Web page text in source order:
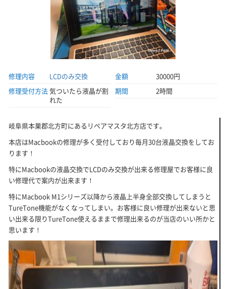
修理内容 LCDのみ交換 金額
30000円
修理受付方法気ついたら液晶が割
れた
期間 2時間
岐阜県本巣郡北方町にあるリペアマスタ北方店です。
本店はMacbookの修理が多く受付しており毎月30台液晶交換をしてお
ります！
特にMacbookの液晶交換でLCDのみ交換が出来る修理屋でお客様に良
い修理代で案内が出来ます！
特にMacbook M1シリーズ以降から液晶上半身全部交換してしまうと
TureTone機能がなくなってしまい。お客様に良い修理が出来ないと思
い出来る限りTureTone使えるままで修理出来るのが当店のいい所かと
思います！